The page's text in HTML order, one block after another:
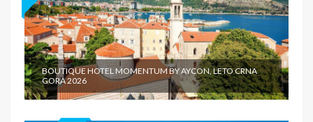
BOUTIQUE HOTEL MOMENTUM BY AYCON, LETO CRNA
GORA 2026